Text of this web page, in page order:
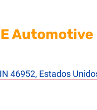
46952, Estados